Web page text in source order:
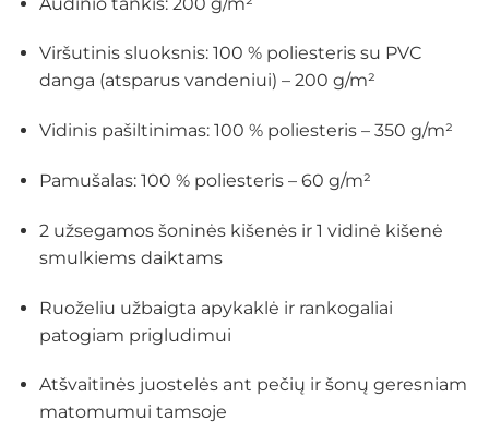
Viršutinis sluoksnis: 100 % poliesteris su PVC
danga (atsparus vandeniui) – 200 g/m²
Vidinis pašiltinimas: 100 % poliesteris – 350 g/m²
Pamušalas: 100 % poliesteris – 60 g/m²
2 užsegamos šoninės kišenės ir 1 vidinė kišenė
smulkiems daiktams
Ruoželiu užbaigta apykaklė ir rankogaliai
patogiam prigludimui
Atšvaitinės juostelės ant pečių ir šonų geresniam
matomumui tamsoje